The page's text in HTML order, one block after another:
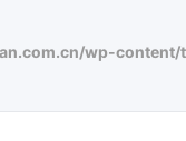
wp-content/